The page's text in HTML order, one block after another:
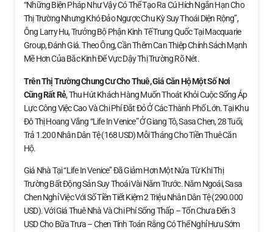
“Những Biện Pháp Như Vậy Có Thể Tạo Ra Cú Hích Ngắn Hạn Cho
Thị Trường Nhưng Khó Đảo Ngược Chu Kỳ Suy Thoái Diện Rộng”,
Ông Larry Hu, Trưởng Bộ Phận Kinh Tế Trung Quốc Tại Macquarie
Group, Đánh Giá. Theo Ông, Cần Thêm Can Thiệp Chính Sách Mạnh
Mẽ Hơn Của Bắc Kinh Để Vực Dậy Thị Trường Rõ Nét.
Trên Thị Trường Chung Cư Cho Thuê, Giá Căn HộMột Số Nơi
Cũng Rất Rẻ, Thu Hút Khách Hàng Muốn Thoát Khỏi Cuộc Sống Áp
Lực Công Việc Cao Và Chi Phí Đắt Đỏ Ở Các Thành Phố Lớn. Tại Khu
Đô Thị Hoang Vắng “Life In Venice” Ở Giang Tô, Sasa Chen, 28 Tuổi,
Trả 1.200 Nhân Dân Tệ (168 USD) Mỗi Tháng Cho Tiền Thuê Căn
Hộ.
Giá Nhà Tại “Life In Venice” Đã Giảm Hơn Một Nửa Từ Khi Thị
Trường Bất Động Sản Suy Thoái Vài Năm Trước. Năm Ngoái, Sasa
Chen Nghỉ Việc Với Số Tiền Tiết Kiệm 2 Triệu Nhân Dân Tệ (290.000
USD). Với Giá Thuê Nhà Và Chi Phí Sống Thấp – Tốn Chưa Đến 3
USD Cho Bữa Trưa – Chen Tính Toán Rằng Có Thể Nghỉ Hưu Sớm